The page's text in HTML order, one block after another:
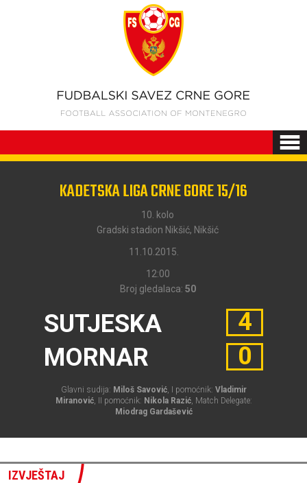
KADETSKA LIGA CRNE GORE 15/16
10. kolo
Gradski stadion Nikšić, Nikšić
11.10.2015.
12:00
Broj gledalaca: 50
SUTJESKA
MORNAR
4
0
Glavni sudija: Miloš Savović, I pomoćnik: Vladimir
Miranović, II pomoćnik: Nikola Razić, Match Delegate:
Miodrag Gardašević
IZVJEŠTAJ